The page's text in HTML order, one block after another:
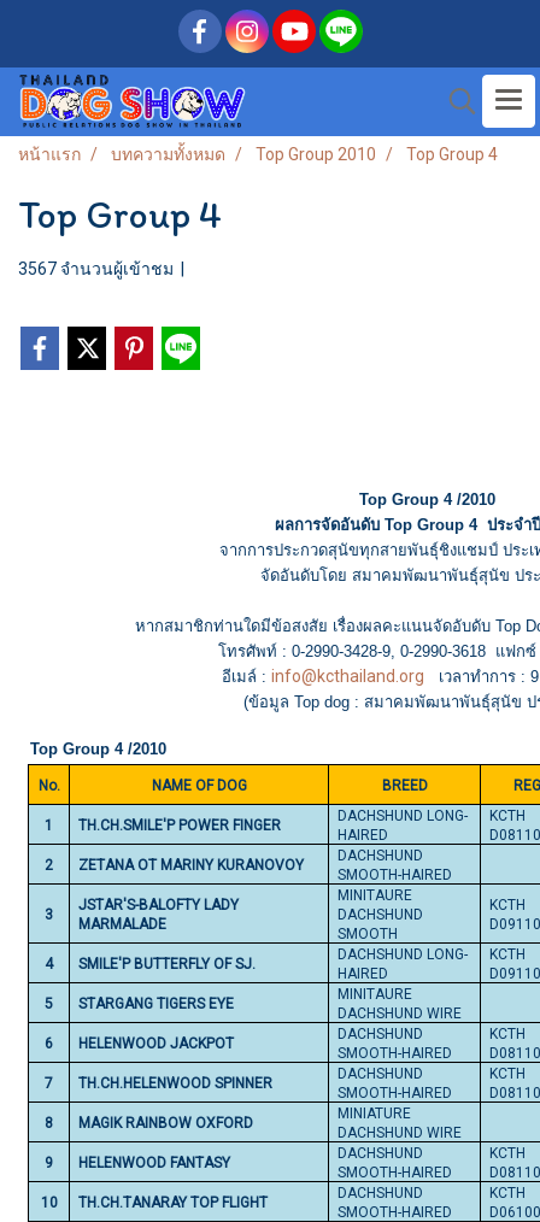
หน้าแรก บทความทั้งหมด Top Group 2010 Top Group 4
Top Group 4
3567 จำนวนผู้เข้าชม
Top Group 4 /2010
ผลการจัดอันดับ Top Group 4 ประจำ
จากการประกวดสุนัขทุกสายพันธุ์ชิงแชมป์ ประเ
จัดอันดับโดย สมาคมพัฒนาพันธุ์สุนัข ประ
หากสมาชิกท่านใดมีข้อสงสัย เรื่องผลคะแนนจัดอับดับ Top
โทรศัพท์ : 0-2990-3428-9, 0-2990-3618 แฟกซ์
อีเมล์ : info@kcthailand.org เวลาทำการ :
(ข้อมูล Top dog : สมาคมพัฒนาพันธุ์สุนัข ป
Top Group 4 /2010
No. NAME OF DOG BREED
1 TH.CH.SMILE'P POWER FINGER
DACHSHUND LONG-
HAIRED
KCTH
2
ZETANA OT MARINY KURANOVOY
DACHSHUND
SMOOTH-HAIRED
3
JSTAR'S-BALOFTY LADY
MARMALADE
MINITAURE
DACHSHUND
SMOOTH
KCTH
4 SMILE'P BUTTERFLY OF SJ.
DACHSHUND LONG-
HAIRED
KCTH
5
STARGANG TIGERS EYE
MINITAURE
DACHSHUND WIRE
6
HELENWOOD JACKPOT
DACHSHUND
SMOOTH-HAIRED
KCTH
7
TH.CH.HELENWOOD SPINNER
DACHSHUND
SMOOTH-HAIRED
KCTH
8
MAGIK RAINBOW OXFORD
MINIATURE
DACHSHUND WIRE
9
HELENWOOD FANTASY
DACHSHUND
SMOOTH-HAIRED
KCTH
10
TH.CH.TANARAY TOP FLIGHT
DACHSHUND
SMOOTH-HAIRED
KCTH